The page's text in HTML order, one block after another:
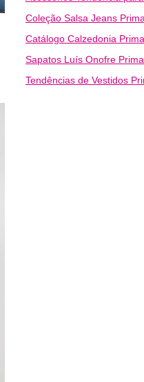
Coleção Salsa Jeans
Catálogo Calzedonia
Sapatos Luís Onofre
Tendências de Vestidos